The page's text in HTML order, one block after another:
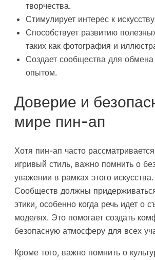
творчества.
Стимулирует интерес к
Способствует развитию
таких как фотография и
Создает сообщества для
опытом.
Доверие и
мире пин-ап
Хотя пин-ап часто
игривый стиль, важно помнить о
уважении в рамках этого
Сообществ должны
этики, особенно когда речь идет о
моделях. Это помогает создать
безопасную атмосферу для всех
Кроме того, важно помнить о